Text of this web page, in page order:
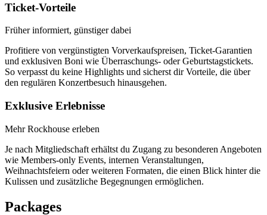
Ticket-Vorteile
Früher informiert, günstiger dabei
Profitiere von vergünstigten Vorverkaufspreisen, Ticket-Garantien
und exklusiven Boni wie Überraschungs- oder Geburtstagstickets.
So verpasst du keine Highlights und sicherst dir Vorteile, die über
den regulären Konzertbesuch hinausgehen.
Exklusive Erlebnisse
Mehr Rockhouse erleben
Je nach Mitgliedschaft erhältst du Zugang zu besonderen Angeboten
wie Members-only Events, internen Veranstaltungen,
Weihnachtsfeiern oder weiteren Formaten, die einen Blick hinter die
Kulissen und zusätzliche Begegnungen ermöglichen.
Packages